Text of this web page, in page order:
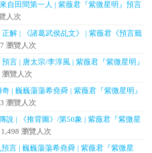
自田間第一人 | 紫薇君『紫微星明』預言
人次
解 | 《諸葛武侯乩文》 | 紫薇君《預言籤
瀏覽人次
言 | 唐太宗/李淳風 | 紫薇君『紫微星明』
瀏覽人次
| 巍巍蕩蕩希堯舜 | 紫薇君『紫微星明』
瀏覽人次
說 | 《推背圖》/第50象 | 紫薇君『紫微星
瀏覽人次
言 | 巍巍蕩蕩希堯舜 | 紫薇君『紫微星